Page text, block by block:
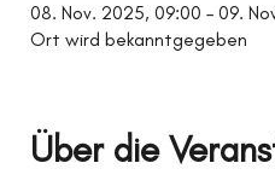
08. Nov. 2025, 09:00 – 09.
Ort wird bekanntgegeben
Über die